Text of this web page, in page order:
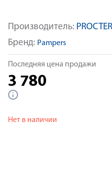
Производитель:
Бренд: Pampers
Последняя цена продажи
3 780
Нет в наличии